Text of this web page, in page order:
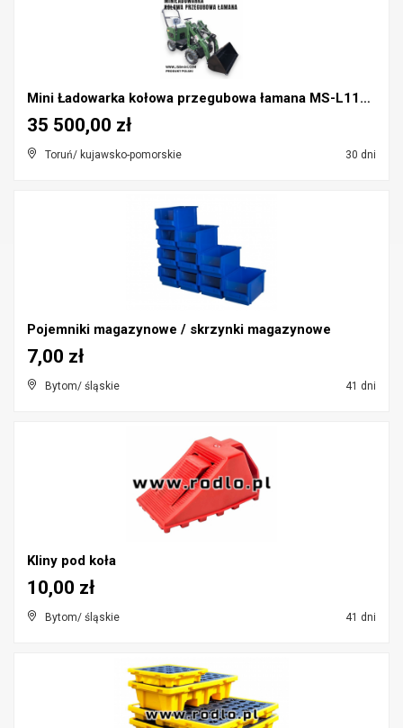
Mini Ładowarka kołowa przegubowa łamana MS-L116KN ...
Toruń/ kujawsko-pomorskie 30 dni
35 500,00 zł
Pojemniki magazynowe / skrzynki magazynowe
Bytom/ śląskie 41 dni
7,00 zł
Kliny pod koła
Bytom/ śląskie 41 dni
10,00 zł